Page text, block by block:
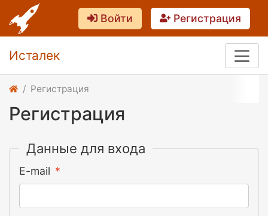
Войти Регистрация
Исталек
Регистрация
Регистрация
Данные для входа
E-mail